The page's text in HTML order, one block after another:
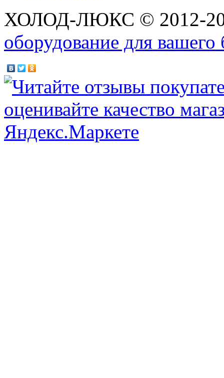
ХОЛОД-ЛЮКС © 2012-
оборудование для вашего